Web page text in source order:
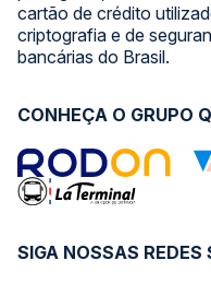
cartão de crédito
criptografia e de
bancárias do Brasil.
SIGA NOSSAS REDES
CONHEÇA O GRUPO